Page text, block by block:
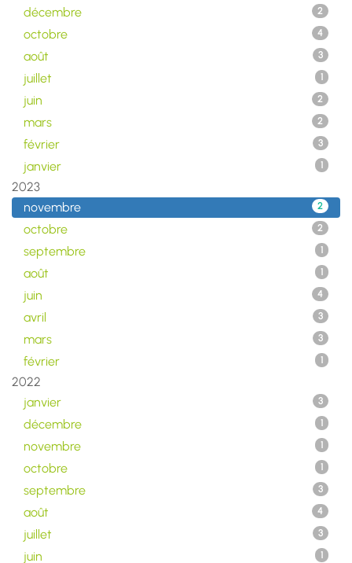
décembre
2
octobre 4
août 3
juillet 1
juin 2
mars 2
février 3
janvier 1
2023
novembre
2
octobre 2
septembre 1
août 1
juin 4
avril 3
mars 3
février 1
2022
janvier
3
décembre 1
novembre 1
octobre 1
septembre 3
août 4
juillet 3
juin 1